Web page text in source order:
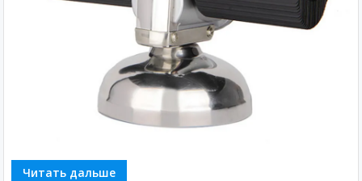
Читать дальше